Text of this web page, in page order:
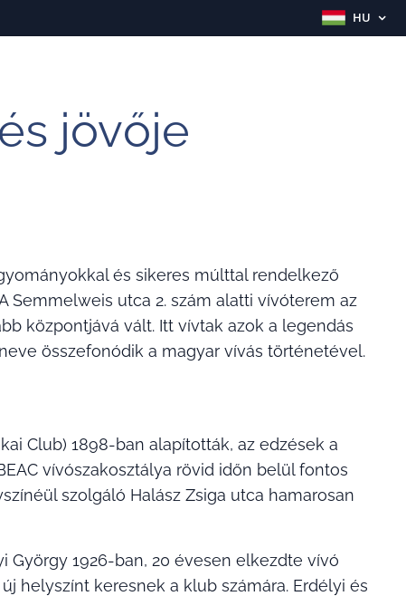
HU
jövője
és sikeres múlttal rendelkező
utca 2. szám alatti vívóterem az
központjává vált. Itt vívtak azok a legendás
összefonódik a magyar vívás történetével.
Club) 1898-ban alapították, az edzések a
vívószakosztálya rövid időn belül fontos
szolgáló Halász Zsiga utca hamarosan
György 1926-ban, 20 évesen elkezdte vívó
helyszínt keresnek a klub számára. Erdélyi és